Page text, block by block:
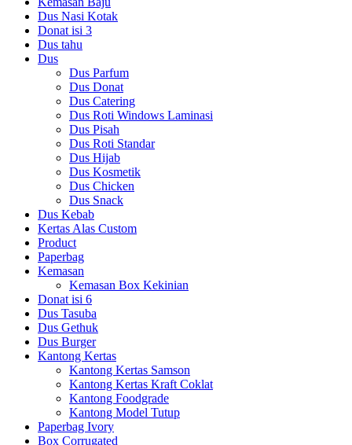
Dus Nasi Kotak
Donat isi 3
Dus tahu
Dus
Dus Parfum
Dus Donat
Dus Catering
Dus Roti Windows Laminasi
Dus Pisah
Dus Roti Standar
Dus Hijab
Dus Kosmetik
Dus Chicken
Dus Snack
Dus Kebab
Kertas Alas Custom
Product
Paperbag
Kemasan
Kemasan Box Kekinian
Donat isi 6
Dus Tasuba
Dus Gethuk
Dus Burger
Kantong Kertas
Kantong Kertas Samson
Kantong Kertas Kraft Coklat
Kantong Foodgrade
Kantong Model Tutup
Paperbag Ivory
Box Corrugated